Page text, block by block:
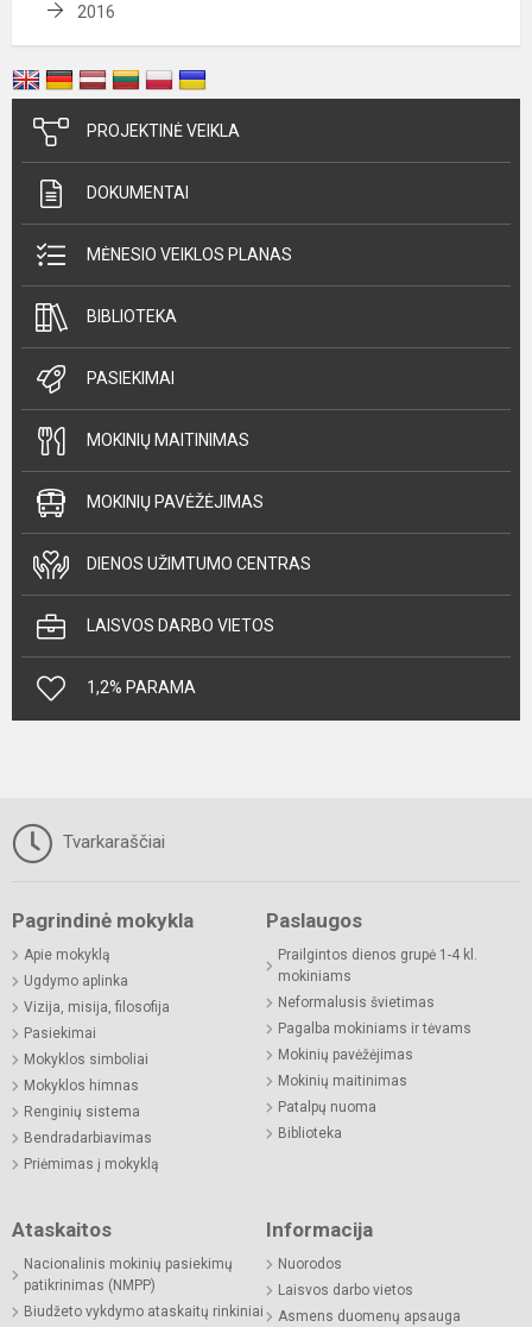
2016
PROJEKTINĖ VEIKLA
DOKUMENTAI
MĖNESIO VEIKLOS PLANAS
BIBLIOTEKA
PASIEKIMAI
MOKINIŲ MAITINIMAS
MOKINIŲ PAVĖŽĖJIMAS
DIENOS UŽIMTUMO CENTRAS
LAISVOS DARBO VIETOS
1,2% PARAMA
Tvarkaraščiai
Pagrindinė mokykla
Apie mokyklą
Ugdymo aplinka
Vizija, misija, filosofija
Pasiekimai
Mokyklos simboliai
Mokyklos himnas
Renginių sistema
Bendradarbiavimas
Priėmimas į mokyklą
Paslaugos
Prailgintos dienos grupė 1-4 kl.
mokiniams
Neformalusis švietimas
Pagalba mokiniams ir tėvams
Mokinių pavėžėjimas
Mokinių maitinimas
Patalpų nuoma
Biblioteka
Ataskaitos
Nacionalinis mokinių pasiekimų
patikrinimas (NMPP)
Biudžeto vykdymo ataskaitų rinkiniai
Informacija
Nuorodos
Laisvos darbo vietos
Asmens duomenų apsauga